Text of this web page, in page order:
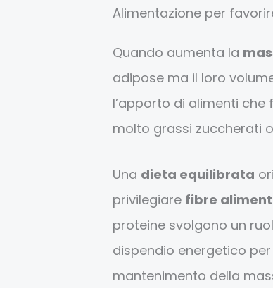
Alimentazione per
Quando aumenta la
adipose ma il loro
l’apporto di alimenti che
molto grassi zuccherati
Una dieta equilibrata
privilegiare fibre
proteine svolgono un
dispendio energetico
mantenimento della